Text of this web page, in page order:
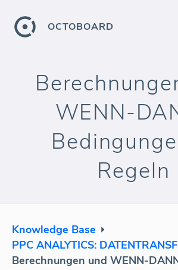
OCTOBOARD
WENN-
Regeln
Knowledge Base
PPC ANALYTICS: